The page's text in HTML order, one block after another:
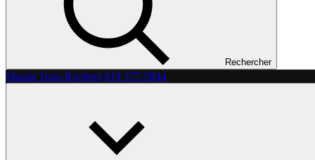
Rechercher
Mazda Trois-Rivières 819 377-5844